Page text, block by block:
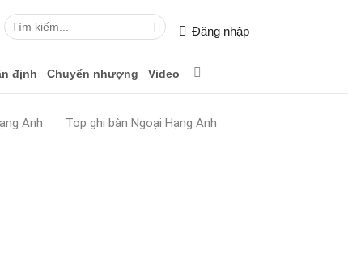
Đăng nhập
định Chuyển nhượng Video
Anh Top ghi bàn Ngoại Hạng Anh